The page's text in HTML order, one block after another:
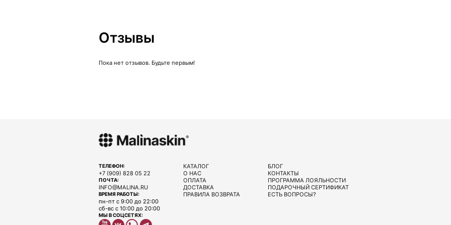
Отзывы
Пока нет отзывов. Будьте первым!
ТЕЛЕФОН:
+7 (909) 828 05 22
ПОЧТА:
INFO@MALINA.RU
ВРЕМЯ РАБОТЫ:
пн-пт с 9:00 до 22:00
сб-вс с 10:00 до 20:00
МЫ В СОЦСЕТЯХ:
КАТАЛОГ
О НАС
ОПЛАТА
ДОСТАВКА
ПРАВИЛА ВОЗВРАТА
БЛОГ
КОНТАКТЫ
ПРОГРАММА ЛОЯЛЬНОСТИ
ПОДАРОЧНЫЙ СЕРТИФИКАТ
ЕСТЬ ВОПРОСЫ?